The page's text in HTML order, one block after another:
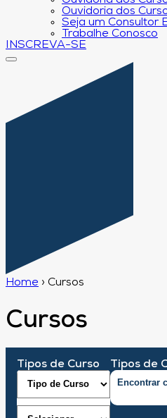
Ouvidoria dos
Seja um Consultor
Trabalhe Conosco
INSCREVA-SE
Home › Cursos
Cursos
Tipos de Curso Tipos de